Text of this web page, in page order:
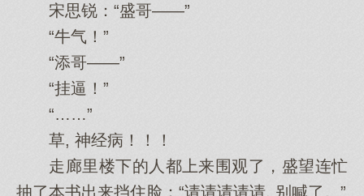
宋思锐：“盛哥——”
“牛气！”
“添哥——”
“挂逼！”
“……”
草, 神经病！！！
走廊里楼下的人都上来围观了，盛望连忙
抽了本书出来挡住脸：“请请请请请, 别喊了。”